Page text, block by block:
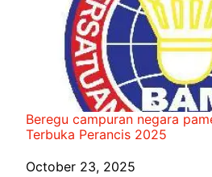
Beregu campuran negara
Terbuka Perancis 2025
Date
October 23, 2025